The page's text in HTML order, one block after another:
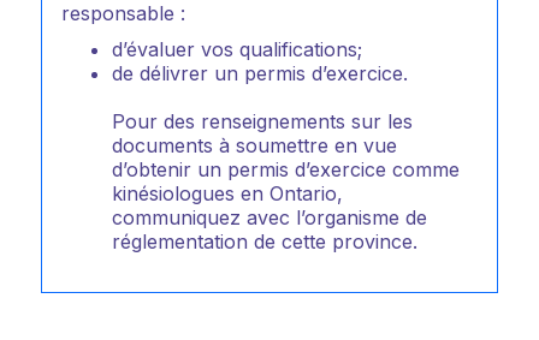
responsable :
d’évaluer vos qualifications;
de délivrer un permis d’exercice.
Pour des renseignements sur les
documents à soumettre en vue
d’obtenir un permis d’exercice comme
kinésiologues en Ontario,
communiquez avec l’organisme de
réglementation de cette province.